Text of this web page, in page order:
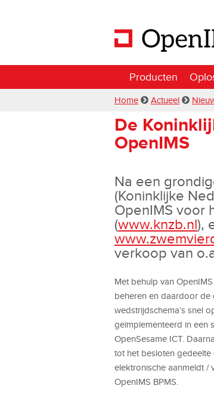
Producten
Home Actueel
De
OpenIMS
Na een
(Koninklijke
OpenIMS voor
(www.knzb.nl),
verkoop van
Met behulp van
beheren en daardoor de
wedstrijdschema’s snel
geïmplementeerd in een
OpenSesame ICT.
tot het besloten
elektronische aanmeldt /
OpenIMS BPMS.